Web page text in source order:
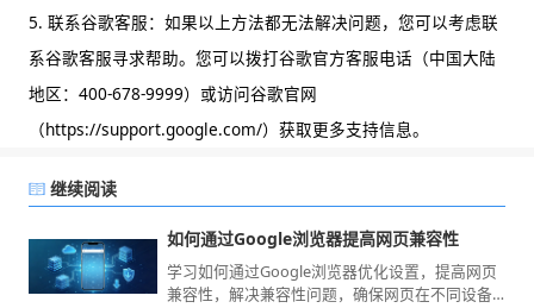
5. 联系谷歌客服：如果以上方法都无法解决问题，您可以考虑联
系谷歌客服寻求帮助。您可以拨打谷歌官方客服电话（中国大陆
地区：400-678-9999）或访问谷歌官网
（https://support.google.com/）获取更多支持信息。
继续阅读
如何通过Google浏览器提高网页兼容性
学习如何通过Google浏览器优化设置，提高网页
兼容性，解决兼容性问题，确保网页在不同设备